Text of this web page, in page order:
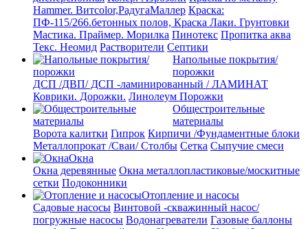
Hammer. Витcolor,РадугаМаллер Краска:
ПФ-115/266.бетонных полов, Краска Лаки. Грунтовки
Мастика. Праймер. Морилка Пинотекс Пропитка аква
Текс. Неомид Растворители Септики
Напольные покрытия/
порожки
ДСП /ДВП/ ДСП -ламинированный / ЛАМИНАТ
Коврики. Дорожки. Линолеум Порожки
Общестроительные
материалы
Ворота калитки Гипрок Кирпичи /Фундаментные блоки
Металлопрокат /Сваи/ Столбы Сетка Сыпучие смеси
Окна
Окна деревянные Окна металлопластиковые/москитные
сетки Подоконники
Отопление и насосы
Cадовые насосы Винтовой -скважинный насос/
погружные насосы Водонагреватели Газовые баллоны